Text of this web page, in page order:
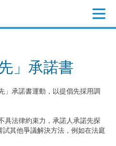
」承諾書
」承諾書運動，以提倡先採用調
具法律約束力，承諾人承諾先探
其他爭議解決方法，例如在法庭